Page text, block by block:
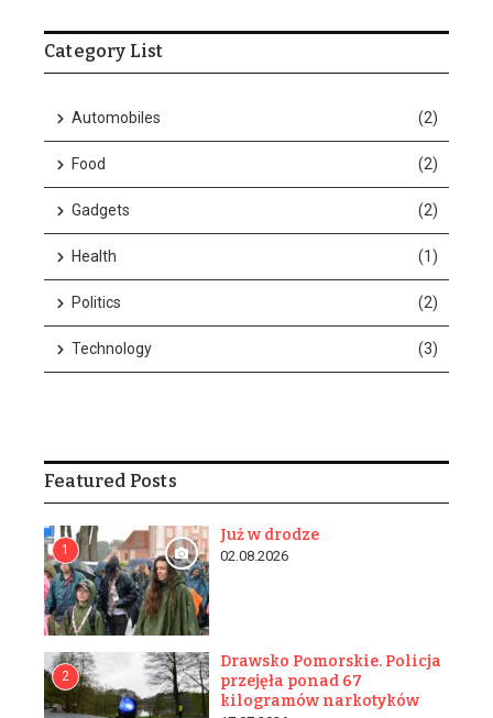
Category List
Automobiles (2)
Food (2)
Gadgets (2)
Health (1)
Politics (2)
Technology (3)
Featured Posts
1
Już w drodze
02.08.2026
2
Drawsko Pomorskie. Policja
przejęła ponad 67
kilogramów narkotyków